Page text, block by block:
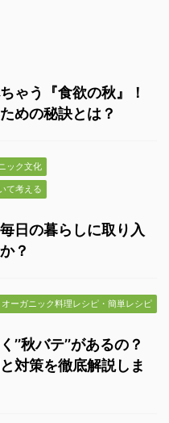
ゃう『食欲の秋』！
めの秘訣とは？
ック文化
て考える
日の暮らしに取り入
？
オーガニック料理レシピ・簡単レシピ
’’秋バテ’’があるの？
対策を徹底解説しま